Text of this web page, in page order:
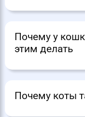
Почему у
этим делать
Почему коты